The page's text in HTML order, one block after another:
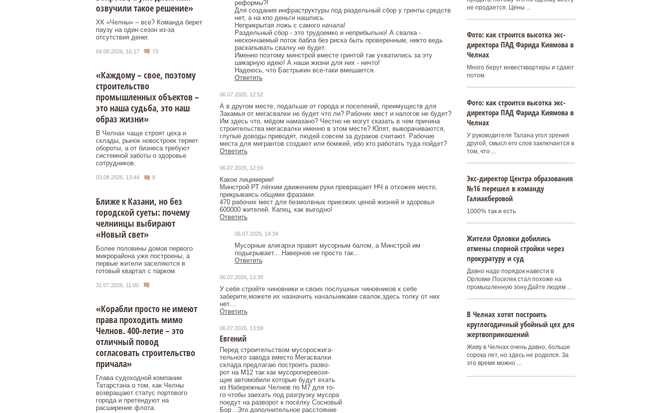
озвучили такое решение»
ХК «Челны» – все? Команда берет
паузу на один сезон из-за
отсутствия денег.
04.08.2026, 16:17 73
«Каждому – свое, поэтому
строительство
промышленных объектов –
это наша судьба, это наш
образ жизни»
В Челнах чаще строят цеха и
склады, рынок новостроек теряет
обороты, а от бизнеса требуют
системной заботы о здоровье
сотрудников.
03.08.2026, 13:44 8
Ближе к Казани, но без
городской суеты: почему
челнинцы выбирают
«Новый свет»
Более половины домов первого
микрорайона уже построены, а
первые жители заселяются в
готовый квартал с парком.
31.07.2026, 11:00
«Корабли просто не имеют
права проходить мимо
Челнов. 400-летие – это
отличный повод
согласовать строительство
причала»
Глава судоходной компании
Татарстана о том, как Челны
возвращают статус портового
города и претендуют на
расширение флота.
реформы?!
Для создания инфраструктуры под раздельный сбор у гринты средств
нет, а на кпо деньги нашлись.
Неприкрытая ложь с самого начала!
Раздельный сбор - это трудоемко и неприбыльно! А свалка -
нескончаемый поток бабла без риска быть проверенным, никто ведь
раскапывать свалку не будет.
Именно поэтому минстрой вместе гринтой так ухватились за эту
шикарную идею! А наши жизни для них - ничто!
Надеюсь, что Бастрыкин все-таки вмешается.
Ответить
06.07.2026, 12:52
А в другом месте, подальше от города и поселений, преимуществ для
Закамья от мегасвалки не будет что ли? Рабочих мест и налогов не будет?
Им здесь что, мёдом намазано? Честно не могут сказать в чем причина
строительства мегасвалки именно в этом месте? Юлят, выворачиваются,
глупые доводы приводят, людей совсем за дураков считают. Рабочие
места для мигрантов создают или бомжей, ибо кто работать туда пойдет?
Ответить
06.07.2026, 12:59
Какое лицемерие!
Минстрой РТ лёгким движением руки превращает НЧ в отхожее место,
прикрываясь общими фразами.
470 рабочих мест для безмолвных приезжих ценой жизней и здоровья
600000 жителей. Капец, как выгодно!
Ответить
06.07.2026, 14:34
Мусорные алигархи правят мусорным балом, а Минстрой им
подыгрывает... Наверное не просто так...
Ответить
06.07.2026, 13:30
У себя стройте чиновники и своих послушных чиновников к себе
заберите,можете их назначить начальниками свалок,здесь толку от них
нет…
Ответить
06.07.2026, 13:59
Евгений
Перед строительством мусоросжига-
тельного завода вместо Мегасвалки
склада предлагаю построить разво-
рот на М12 так как мусороперевозя-
щие автомобили которые будут ехать
из Набережных Челнов по М7 для то-
го чтобы заехать под разгрузку мусора
поедут на разворот к посёлку Сосновый
Бор . Это дополнительное расстояние
не продается. Цены ...
Фото: как строится высотка экс-
директора ПАД Фарида Киямова в
Челнах
Много берут инвестквартиры и сдают
потом
Фото: как строится высотка экс-
директора ПАД Фарида Киямова в
Челнах
У руководителя Талана угол зрения
другой, смысл его слов заключается в
том, что ...
Экс-директор Центра образования
№16 перешел в команду
Галиакберовой
1000% так и есть
Жители Орловки добились
отмены спорной стройки через
прокуратуру и суд
Давно надо порядок навести в
Орловке.Поселек стал похоже на
промышленную зону.Дайте людям ...
В Челнах хотят построить
круглогодичный убойный цех для
жертвоприношений
Живу в Челнах очень давно, больше
сорока лет, но здесь не родился. За
это время можно ...